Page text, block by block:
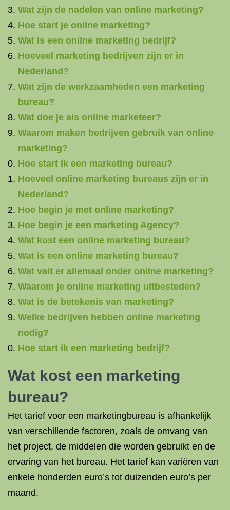
Wat zijn de nadelen van online marketing?
Hoe start je online marketing?
Wat is een online marketing bedrijf?
Hoeveel marketing bedrijven zijn er in
Nederland?
Wat zijn de werkzaamheden een marketing
bureau?
Wat doe je als online marketeer?
Waarom maken bedrijven gebruik van online
marketing?
Hoe start ik een marketing bureau?
Hoeveel online marketing bureaus zijn er in
Nederland?
Hoe begin je met online marketing?
Hoe begin je een marketing Agency?
Wat kost een online marketing bureau?
Wat is een online marketing bureau?
Wat valt er allemaal onder online marketing?
Waarom je online marketing uitbesteden?
Wat is de betekenis van marketing?
Welke bedrijven hebben online marketing
nodig?
Hoe start ik een marketing bedrijf?
Wat kost een marketing
bureau?
Het tarief voor een marketingbureau is afhankelijk
van verschillende factoren, zoals de omvang van
het project, de middelen die worden gebruikt en de
ervaring van het bureau. Het tarief kan variëren van
enkele honderden euro’s tot duizenden euro’s per
maand.